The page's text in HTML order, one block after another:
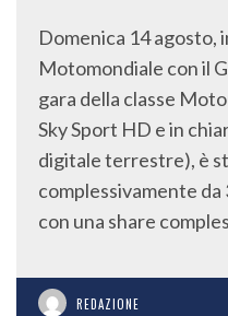
Domenica 14 agosto,
Motomondiale con il
gara della classe
Sky Sport HD e in
digitale terrestre), è
complessivamente
con una share
REDAZIONE